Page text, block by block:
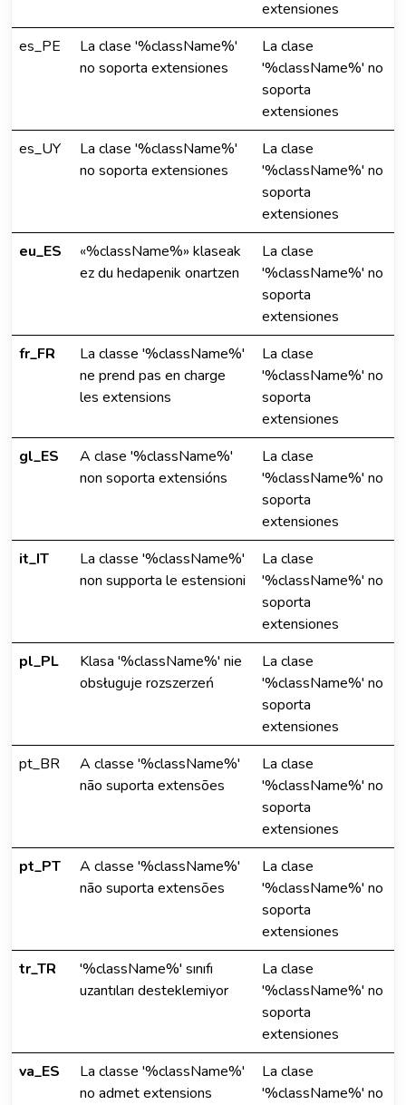
extensiones
es_PE
La clase '%className%'
no soporta extensiones
La clase
'%className%' no
soporta
extensiones
es_UY
La clase '%className%'
no soporta extensiones
La clase
'%className%' no
soporta
extensiones
eu_ES
«%className%» klaseak
ez du hedapenik onartzen
La clase
'%className%' no
soporta
extensiones
fr_FR
La classe '%className%'
ne prend pas en charge
les extensions
La clase
'%className%' no
soporta
extensiones
gl_ES
A clase '%className%'
non soporta extensións
La clase
'%className%' no
soporta
extensiones
it_IT
La classe '%className%'
non supporta le estensioni
La clase
'%className%' no
soporta
extensiones
pl_PL
Klasa '%className%' nie
obsługuje rozszerzeń
La clase
'%className%' no
soporta
extensiones
pt_BR
A classe '%className%'
não suporta extensões
La clase
'%className%' no
soporta
extensiones
pt_PT
A classe '%className%'
não suporta extensões
La clase
'%className%' no
soporta
extensiones
tr_TR
'%className%' sınıfı
uzantıları desteklemiyor
La clase
'%className%' no
soporta
extensiones
va_ES
La classe '%className%'
no admet extensions
La clase
'%className%' no